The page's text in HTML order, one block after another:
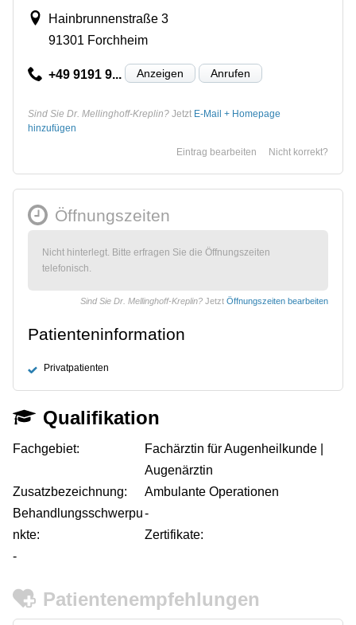
Hainbrunnenstraße 3
91301 Forchheim
+49 9191 9... Anzeigen Anrufen
Sind Sie Dr. Mellinghoff-Kreplin? Jetzt E-Mail + Homepage
hinzufügen
Nicht korrekt?
Eintrag bearbeiten
Öffnungszeiten
Nicht hinterlegt. Bitte erfragen Sie die Öffnungszeiten
telefonisch.
Sind Sie Dr. Mellinghoff-Kreplin? Jetzt Öffnungszeiten bearbeiten
Patienteninformation
Privatpatienten
Qualifikation
Fachgebiet:
Fachärztin für Augenheilkunde |
Augenärztin
Zusatzbezeichnung:
Ambulante Operationen
Behandlungsschwerpu
nkte:
-
Zertifikate:
-
Patientenempfehlungen